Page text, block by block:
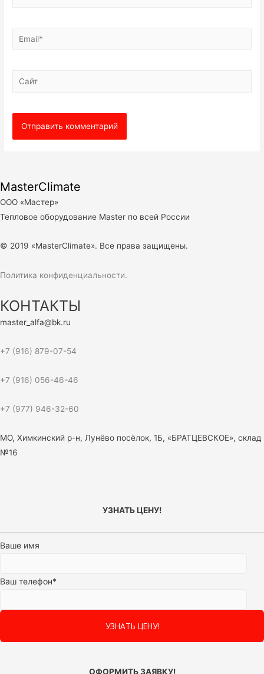
Email*
Сайт
MasterClimate
ООО «Мастер»
Тепловое оборудование Master по всей России
© 2019 «MasterClimate». Все права защищены.
Политика конфиденциальности.
КОНТАКТЫ
master_alfa@bk.ru
+7 (916) 879-07-54
+7 (916) 056-46-46
+7 (977) 946-32-60
МО, Химкинский р-н, Лунёво посёлок, 1Б, «БРАТЦЕВСКОЕ», склад
№16
УЗНАТЬ ЦЕНУ!
Ваше имя
Ваш телефон*
ОФОРМИТЬ ЗАЯВКУ!